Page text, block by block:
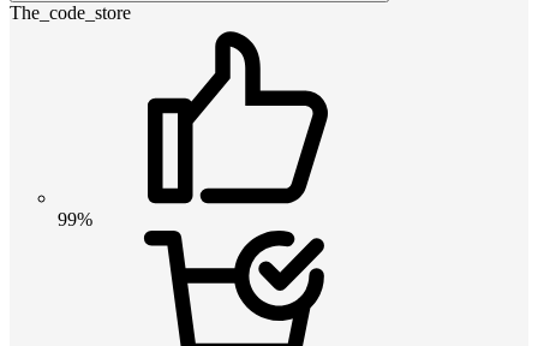
The_code_store
99%